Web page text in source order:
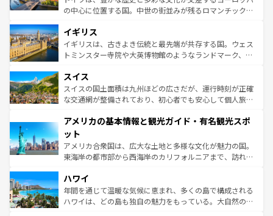
れ、フランス料理はユネスコ無形文化遺産にも登録されて
香り高いラベンダー畑など、多彩な楽しみ方が可能だ。さ
らに、パリ以外の地域にも魅力が溢れており、どの街角に
も豊かな歴史と文化が息づいている。パリ以外の個性あふ
を参照してほしい。
の中心に位置する国。中世の街並みが残るロマンチック街
顔を持つこの国は、どこを歩いても飽きることがない。ベ
ルリンの文化的活気、バイエルン州のアルプスの絶景、そ
してライン川沿いのワイン畑といった風景は必見。ビール
は、お酒好きな人にはぜひ体験してほしい。 なお、新着の
ドイツ情報はコンテンツ一覧を参照してほしい。
イギリス
イギリスは、古きよき伝統と最先端が共存する国。ウェス
トミンスター寺院や大英博物館のようなランドマーク、歴
リアごとに異なる魅力がある。また、優雅なアフタヌーン
ティー、ビール好きにはたまらない英国パブ、サッカー観
戦など、本場だからこそできる体験も豊富。イギリスを旅
ンツ一覧を参照してほしい。
スイス
スイスの国土面積は九州ほどの広さだが、運行時刻が正確
な交通網が整備されており、初心者でも安心して個人旅行
の建物がそのまま残る町や、スイスならではのユニークな
博物館もあり、アルプス観光だけでなく町歩きも満喫する
ことができる。国民の所得が高いため物価も高いが、旅行
者向けの交通パス提供のサービスもあり、うまく活用すれ
着のスイス情報は
アメリカの基本情報と観光ガイド・有名観光スポ
ット
アメリカ合衆国は、広大な土地と多様な文化が魅力の国。
東海岸の都市部から西海岸のカリフォルニアまで、訪れる
のような巨大都市は、観光、ショッピング、エンターテイ
ンメントが詰まった刺激的なスポットだ。一方、アメリカ
西部には大自然が広がり、グランドキャニオンやイエロー
ハワイ
年間を通じて温暖な気候に恵まれ、多くの島で構成される
ハワイは、どの島も独自の魅力をもっている。大自然の神